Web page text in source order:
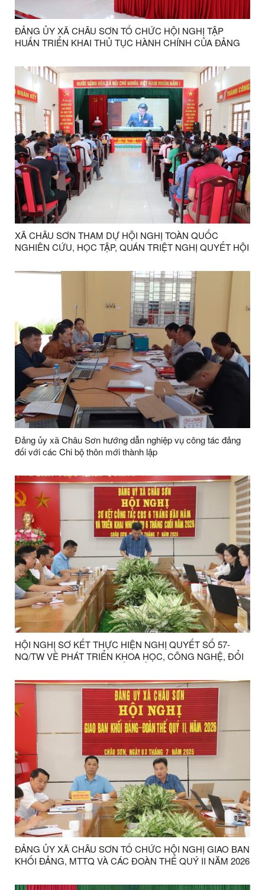
ĐẢNG ỦY XÃ CHÂU SƠN TỔ CHỨC HỘI NGHỊ TẬP
HUẤN TRIỂN KHAI THỦ TỤC HÀNH CHÍNH CỦA ĐẢNG
XÃ CHÂU SƠN THAM DỰ HỘI NGHỊ TOÀN QUỐC
NGHIÊN CỨU, HỌC TẬP, QUÁN TRIỆT NGHỊ QUYẾT HỘI
Đảng ủy xã Châu Sơn hướng dẫn nghiệp vụ công tác đảng
đối với các Chi bộ thôn mới thành lập
HỘI NGHỊ SƠ KẾT THỰC HIỆN NGHỊ QUYẾT SỐ 57-
NQ/TW VỀ PHÁT TRIỂN KHOA HỌC, CÔNG NGHỆ, ĐỔI
ĐẢNG ỦY XÃ CHÂU SƠN TỔ CHỨC HỘI NGHỊ GIAO BAN
KHỐI ĐẢNG, MTTQ VÀ CÁC ĐOÀN THỂ QUÝ II NĂM 2026